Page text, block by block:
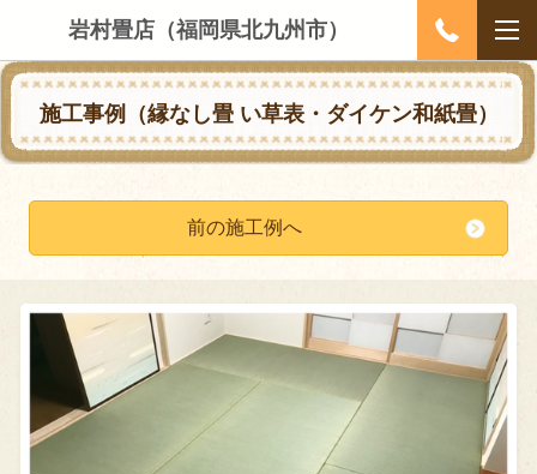
岩村畳店（福岡県北九州市）
施工事例（縁なし畳 い草表・ダイケン和紙畳）
前の施工例へ